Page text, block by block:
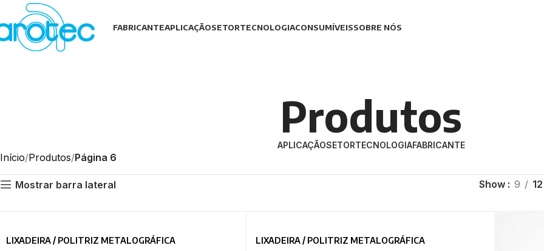
FABRICANTEAPLICAÇÃOSETORTECNOLOGIACONSUMÍVEISSOBRE NÓS
Produtos
APLICAÇÃOSETORTECNOLOGIAFABRICANTE
Início Produtos Página 6
Mostrar barra lateral Show 9 12
LIXADEIRA / POLITRIZ METALOGRÁFICA LIXADEIRA / POLITRIZ METALOGRÁFICA